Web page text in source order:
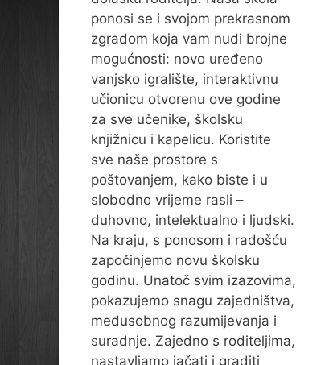
ponosi se i svojom prekrasnom
zgradom koja vam nudi brojne
mogućnosti: novo uređeno
vanjsko igralište, interaktivnu
učionicu otvorenu ove godine
za sve učenike, školsku
knjižnicu i kapelicu. Koristite
sve naše prostore s
poštovanjem, kako biste i u
slobodno vrijeme rasli –
duhovno, intelektualno i ljudski.
Na kraju, s ponosom i radošću
započinjemo novu školsku
godinu. Unatoč svim izazovima,
pokazujemo snagu zajedništva,
međusobnog razumijevanja i
suradnje. Zajedno s roditeljima,
nastavljamo jačati i graditi